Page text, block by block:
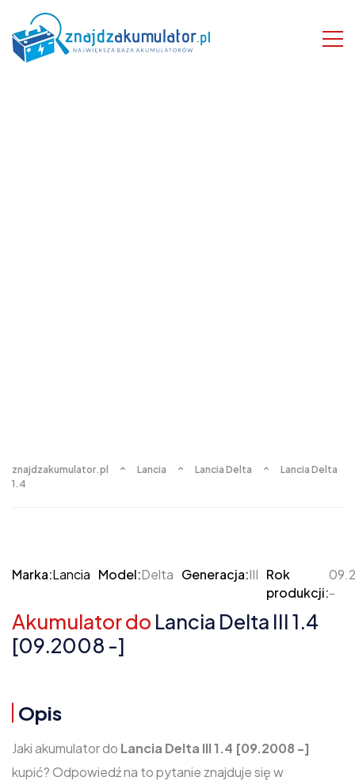
znajdzakumulator.pl Lancia Lancia Delta
Lancia Delta
1.4
Marka:Lancia Model:Delta Generacja:III Rok
produkcji:-
Akumulator do Lancia Delta III 1.4
[09.2008 -]
Opis
Jaki akumulator do Lancia Delta III 1.4 [09.2008 -]
kupić? Odpowiedź na to pytanie znajduje się w